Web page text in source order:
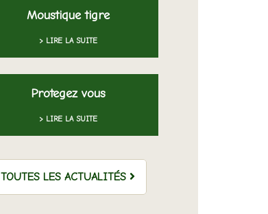
Moustique tigre
> LIRE LA SUITE
Protegez vous
> LIRE LA SUITE
TOUTES LES ACTUALITÉS